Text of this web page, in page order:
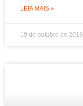
LEIA MAIS »
19 de outubro de 2016